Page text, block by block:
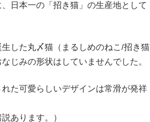
日本一の「招き猫」の生産地として
した丸〆猫（まるしめのねこ/招き猫
じみの形状はしていませんでした。
た可愛らしいデザインは常滑が発祥
あります。）